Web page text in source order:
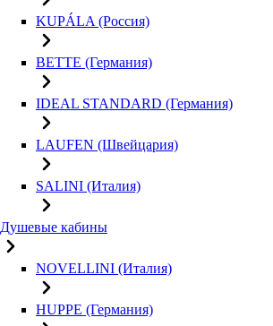
KUPÁLA (Россия)
BETTE (Германия)
IDEAL STANDARD (Германия)
LAUFEN (Швейцария)
SALINI (Италия)
Душевые кабины
NOVELLINI (Италия)
HUPPE (Германия)